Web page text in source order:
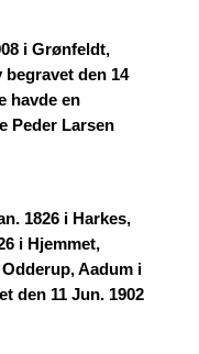
i Grønfeldt,
den 14
havde en
Peder Larsen
1826 i Harkes,
i Hjemmet,
Odderup, Aadum i
den 11 Jun. 1902